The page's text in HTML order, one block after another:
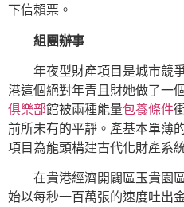
下信賴票。
組團辦事
年夜型財產項目是城市競
港這個絕對年青且財她做了一
俱樂部館被兩種能量包養條件
前所未有的平靜。產基本單薄
項目為龍頭構建古代化財產系
在貴港經濟開闢區玉貴園
始以每秒一百萬張的速度吐出